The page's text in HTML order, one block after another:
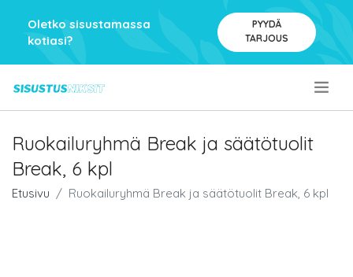
Oletko sisustamassa
kotiasi?
PYYDÄ
TARJOUS
Ruokailuryhmä Break ja säätötuolit
Break, 6 kpl
Etusivu Ruokailuryhmä Break ja säätötuolit Break, 6 kpl